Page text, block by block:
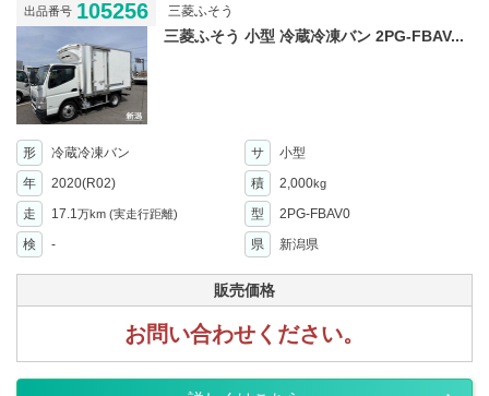
出品番号 105256 三菱ふそう
三菱ふそう 小型 冷蔵冷凍バン 2PG-FBAV...
形 冷蔵冷凍バン サ
小型
年
2020(R02) 積 2,000kg
走 17.1万km (実走行距離) 型
2PG-FBAV0
検
- 県 新潟県
販売価格
お問い合わせください。